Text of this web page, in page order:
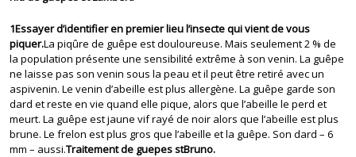
1Essayer d’identifier en premier lieu l’insecte qui vient de vous
piquer.La piqûre de guêpe est douloureuse. Mais seulement 2 % de
la population présente une sensibilité extrême à son venin. La guêpe
ne laisse pas son venin sous la peau et il peut être retiré avec un
aspivenin. Le venin d’abeille est plus allergène. La guêpe garde son
dard et reste en vie quand elle pique, alors que l’abeille le perd et
meurt. La guêpe est jaune vif rayé de noir alors que l’abeille est plus
brune. Le frelon est plus gros que l’abeille et la guêpe. Son dard – 6
mm – aussi.Traitement de guepes stBruno.